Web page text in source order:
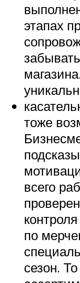
этапах
тоже
всего
по
сезон.